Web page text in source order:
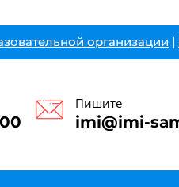
организации |
Пишите
imi@imi-